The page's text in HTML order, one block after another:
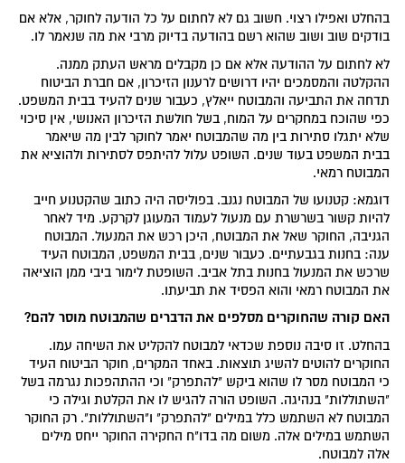
בהחלט ואפילו רצוי. חשוב גם לא לחתום על כל הודעה לחוקר, אלא אם
בודקים שוב ושוב שהוא רשם בהודעה בדיוק מרבי את מה שנאמר לו.
לא לחתום על ההודעה אלא אם כן מקבלים מראש העתק ממנה.
ההקלטה והמסמכים יהיו דרושים לרענון הזיכרון, אם חברת הביטוח
תדחה את התביעה והמבוטח ייאלץ, כעבור שנים להעיד בבית המשפט.
כפי שהוכח במחקרים על המוח, בשל חולשת הזיכרון האנושי, אין סיכוי
שלא יתגלו סתירות בין מה שהמבוטח יאמר לחוקר לבין מה שיאמר
בבית המשפט בעוד שנים. השופט עלול להיתפס לסתירות ולהוציא את
המבוטח רמאי.
דוגמא: קטנועו של המבוטח נגנב. בפוליסה היה כתוב שהקטנוע חייב
להיות קשור בשרשרת עם מנעול לעמוד המעוגן לקרקע. מיד לאחר
הגניבה, החוקר שאל את המבוטח, היכן רכש את המנעול. המבוטח
ענה: בחנות בגבעתיים. כעבור שנים, בבית המשפט, המבוטח העיד
שרכש את המנעול בחנות בתל אביב. השופטת לימור ביבי ממן הוציאה
את המבוטח רמאי והוא הפסיד את תביעתו.
האם קורה שהחוקרים מסלפים את הדברים שהמבוטח מוסר להם?
בהחלט. זו סיבה נוספת שכדאי למבוטח להקליט את השיחה עמו.
החוקרים להוטים להשיג תוצאות. באחד המקרים, חוקר הביטוח העיד
כי המבוטח מסר לו שהוא ביקש "להתפרק" וכי ההתהפכות נגרמה בשל
"השתוללות" בנהיגה. השופט הורה להגיש לו את הקלטת וגילה כי
המבוטח לא השתמש כלל במילים "להתפרק" ו"השתוללות". רק החוקר
השתמש במילים אלה. משום מה בדו"ח החקירה החוקר ייחס מילים
אלה למבוטח.